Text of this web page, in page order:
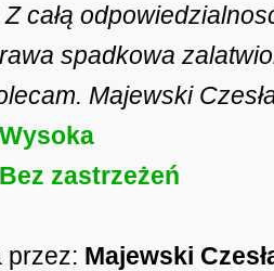
Z całą
spadkowa
Majewski
Wysoka
Bez zastrzeżeń
przez: Majewski